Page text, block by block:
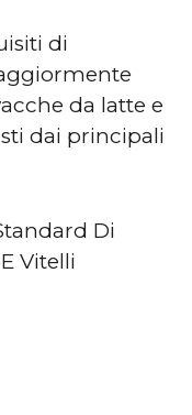
di
da latte e
dai principali
Di
Vitelli